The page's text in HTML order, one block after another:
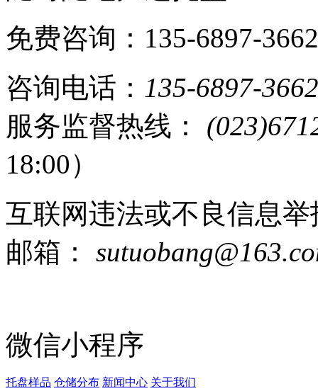
免费咨询：135-6897-3662
咨询电话： 135-6897-3662
服务监督热线：
18:00）
互联网违法或不良信息
邮箱：
微信小程序
托盘样品 仓储分布 新闻中心 关于我们